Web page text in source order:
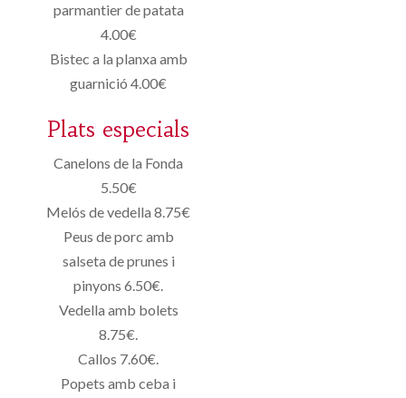
parmantier de patata
4.00€
Bistec a la planxa amb
guarnició 4.00€
Plats especials
Canelons de la Fonda
5.50€
Melós de vedella 8.75€
Peus de porc amb
salseta de prunes i
pinyons 6.50€.
Vedella amb bolets
8.75€.
Callos 7.60€.
Popets amb ceba i